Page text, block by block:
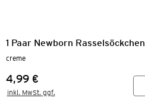
1 Paar Newborn Rasselsöckchen
creme
Preis:
4,99 €
inkl. MwSt. ggf.